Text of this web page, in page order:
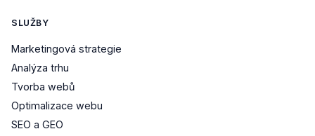
SLUŽBY
Marketingová strategie
Analýza trhu
Tvorba webů
Optimalizace webu
SEO a GEO